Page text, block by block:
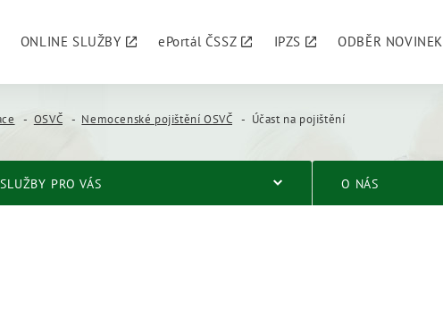
ONLINE SLUŽBY ePortál ČSSZ IPZS ODBĚR NOVINEK
OSVČ Nemocenské pojištění OSVČ Účast na pojištění
SLUŽBY PRO VÁS O NÁS